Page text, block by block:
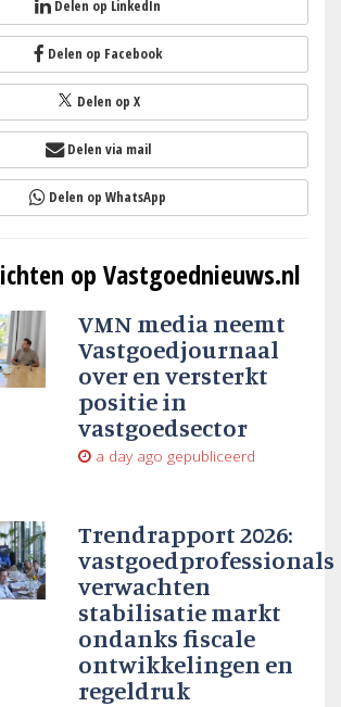
Delen op LinkedIn
Delen op Facebook
Delen op X
Delen via mail
Delen op WhatsApp
op Vastgoednieuws.nl
VMN media neemt
Vastgoedjournaal
over en versterkt
positie in
vastgoedsector
a day ago gepubliceerd
Trendrapport 2026:
vastgoedprofessionals
verwachten
stabilisatie markt
ondanks fiscale
ontwikkelingen en
regeldruk